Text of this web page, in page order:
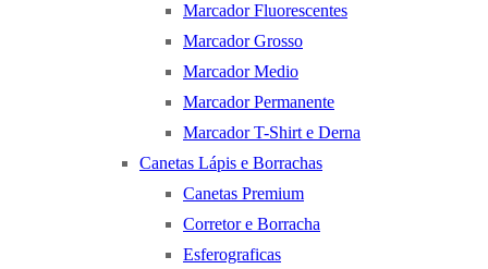
Marcador Fluorescentes
Marcador Grosso
Marcador Medio
Marcador Permanente
Marcador T-Shirt e Derna
Canetas Lápis e Borrachas
Canetas Premium
Corretor e Borracha
Esferograficas